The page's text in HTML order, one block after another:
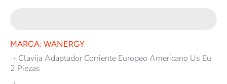
MARCA: WANERGY
Clavija Adaptador Corriente Europeo Americano Us Eu
2 Piezas